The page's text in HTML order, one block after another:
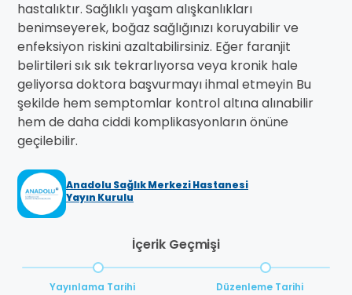
hastalıktır. Sağlıklı yaşam alışkanlıkları
benimseyerek, boğaz sağlığınızı koruyabilir ve
enfeksiyon riskini azaltabilirsiniz. Eğer faranjit
belirtileri sık sık tekrarlıyorsa veya kronik hale
geliyorsa doktora başvurmayı ihmal etmeyin Bu
şekilde hem semptomlar kontrol altına alınabilir
hem de daha ciddi komplikasyonların önüne
geçilebilir.
Anadolu Sağlık Merkezi Hastanesi
Yayın Kurulu
İçerik Geçmişi
Yayınlama Tarihi
Düzenleme Tarihi